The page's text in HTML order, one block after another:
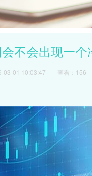
不会出现一个
03-01 10:03:47 查看：156